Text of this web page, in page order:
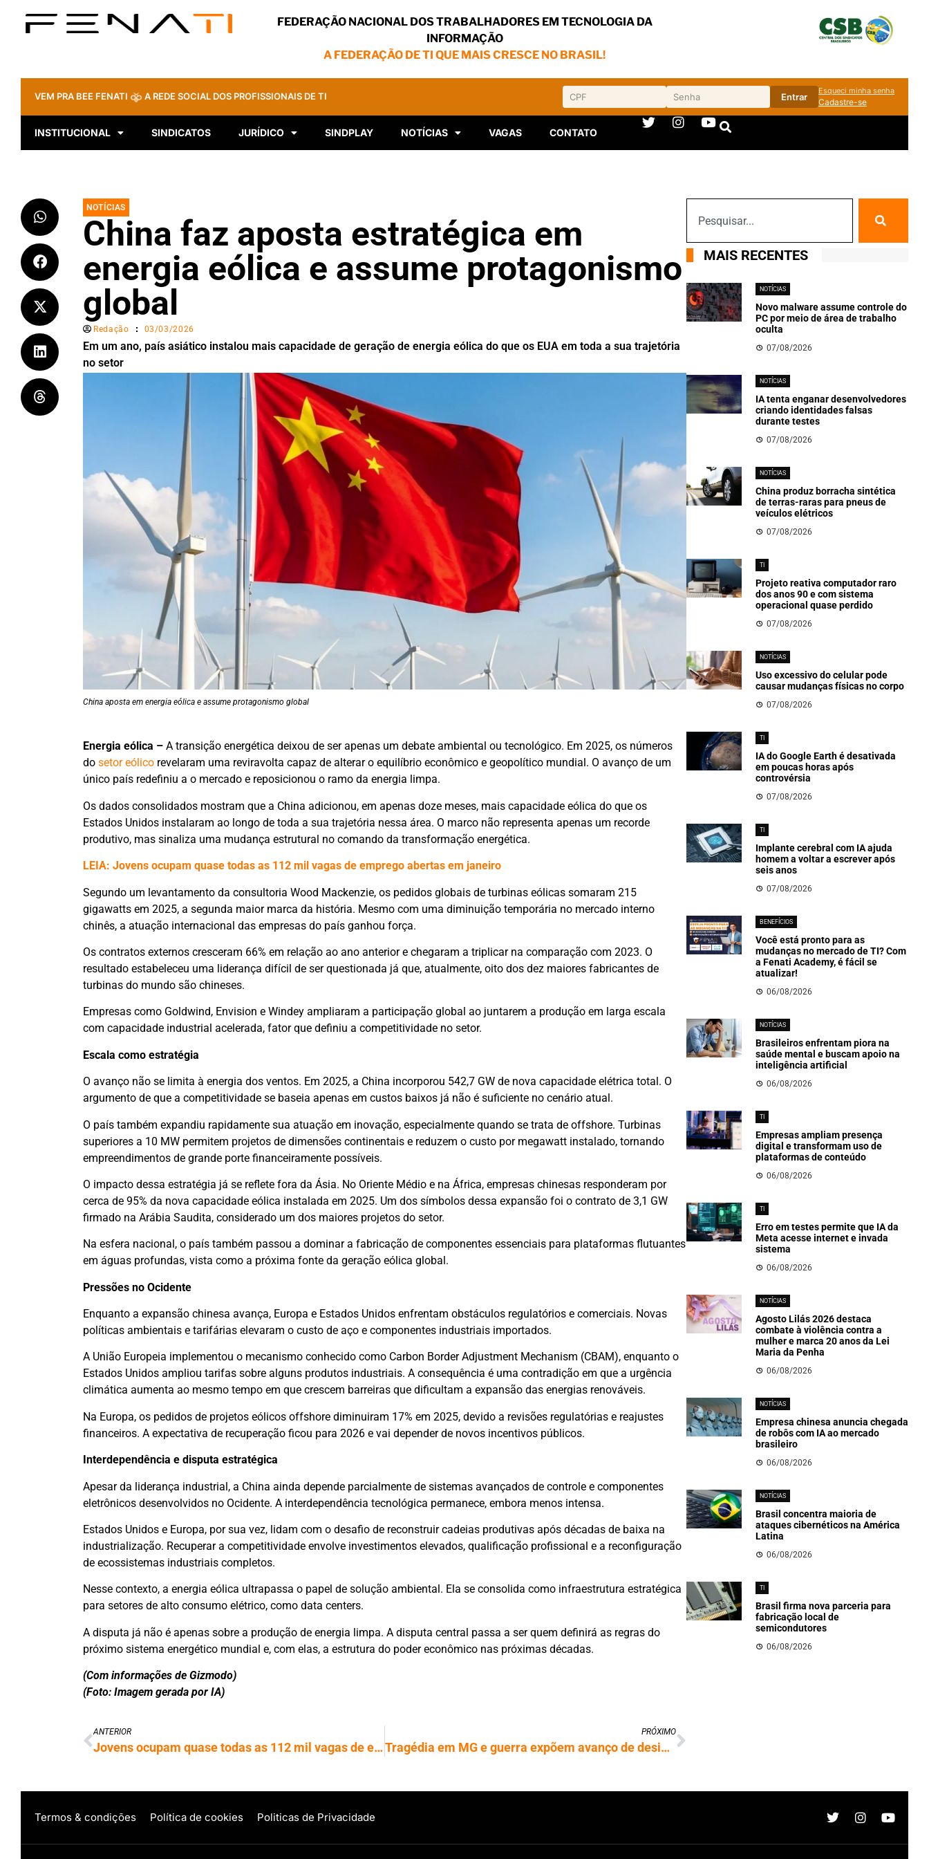
FEDERAÇÃO NACIONAL DOS TRABALHADORES EM TECNOLOGIA DA
INFORMAÇÃO
A FEDERAÇÃO DE TI QUE MAIS CRESCE NO BRASIL!
VEM PRA BEE FENATI A REDE SOCIAL DOS PROFISSIONAIS DE TI Entrar
Esqueci minha senha
Cadastre-se
INSTITUCIONAL SINDICATOS JURÍDICO SINDPLAY NOTÍCIAS VAGAS CONTATO
NOTÍCIAS
China faz aposta estratégica em
energia eólica e assume protagonismo
global
Redação 03/03/2026
Em um ano, país asiático instalou mais capacidade de geração de energia eólica do que os EUA em toda a sua trajetória
no setor
China aposta em energia eólica e assume protagonismo global
Energia eólica –A transição energética deixou de ser apenas um debate ambiental ou tecnológico. Em 2025, os números
do setor eólicorevelaram uma reviravolta capaz de alterar o equilíbrio econômico e geopolítico mundial. O avanço de um
único país redefiniu a o mercado e reposicionou o ramo da energia limpa.
Os dados consolidados mostram que a China adicionou, em apenas doze meses, mais capacidade eólica do que os
Estados Unidos instalaram ao longo de toda a sua trajetória nessa área. O marco não representa apenas um recorde
produtivo, mas sinaliza uma mudança estrutural no comando da transformação energética.
LEIA: Jovens ocupam quase todas as 112 mil vagas de emprego abertas em janeiro
Segundo um levantamento da consultoria Wood Mackenzie, os pedidos globais de turbinas eólicas somaram 215
gigawatts em 2025, a segunda maior marca da história. Mesmo com uma diminuição temporária no mercado interno
chinês, a atuação internacional das empresas do país ganhou força.
Os contratos externos cresceram 66% em relação ao ano anterior e chegaram a triplicar na comparação com 2023. O
resultado estabeleceu uma liderança difícil de ser questionada já que, atualmente, oito dos dez maiores fabricantes de
turbinas do mundo são chineses.
Empresas como Goldwind, Envision e Windey ampliaram a participação global ao juntarem a produção em larga escala
com capacidade industrial acelerada, fator que definiu a competitividade no setor.
Escala como estratégia
O avanço não se limita à energia dos ventos. Em 2025, a China incorporou 542,7 GW de nova capacidade elétrica total. O
argumento de que a competitividade se baseia apenas em custos baixos já não é suficiente no cenário atual.
O país também expandiu rapidamente sua atuação em inovação, especialmente quando se trata de offshore. Turbinas
superiores a 10 MW permitem projetos de dimensões continentais e reduzem o custo por megawatt instalado, tornando
empreendimentos de grande porte financeiramente possíveis.
O impacto dessa estratégia já se reflete fora da Ásia. No Oriente Médio e na África, empresas chinesas responderam por
cerca de 95% da nova capacidade eólica instalada em 2025. Um dos símbolos dessa expansão foi o contrato de 3,1 GW
firmado na Arábia Saudita, considerado um dos maiores projetos do setor.
Na esfera nacional, o país também passou a dominar a fabricação de componentes essenciais para plataformas flutuantes
em águas profundas, vista como a próxima fonte da geração eólica global.
Pressões no Ocidente
Enquanto a expansão chinesa avança, Europa e Estados Unidos enfrentam obstáculos regulatórios e comerciais. Novas
políticas ambientais e tarifárias elevaram o custo de aço e componentes industriais importados.
A União Europeia implementou o mecanismo conhecido como Carbon Border Adjustment Mechanism (CBAM), enquanto o
Estados Unidos ampliou tarifas sobre alguns produtos industriais. A consequência é uma contradição em que a urgência
climática aumenta ao mesmo tempo em que crescem barreiras que dificultam a expansão das energias renováveis.
Na Europa, os pedidos de projetos eólicos offshore diminuiram 17% em 2025, devido a revisões regulatórias e reajustes
financeiros. A expectativa de recuperação ficou para 2026 e vai depender de novos incentivos públicos.
Interdependência e disputa estratégica
Apesar da liderança industrial, a China ainda depende parcialmente de sistemas avançados de controle e componentes
eletrônicos desenvolvidos no Ocidente. A interdependência tecnológica permanece, embora menos intensa.
Estados Unidos e Europa, por sua vez, lidam com o desafio de reconstruir cadeias produtivas após décadas de baixa na
industrialização. Recuperar a competitividade envolve investimentos elevados, qualificação profissional e a reconfiguração
de ecossistemas industriais completos.
Nesse contexto, a energia eólica ultrapassa o papel de solução ambiental. Ela se consolida como infraestrutura estratégica
para setores de alto consumo elétrico, como data centers.
A disputa já não é apenas sobre a produção de energia limpa. A disputa central passa a ser quem definirá as regras do
próximo sistema energético mundial e, com elas, a estrutura do poder econômico nas próximas décadas.
(Com informações de Gizmodo)
(Foto: Imagem gerada por IA)
ANTERIOR
Jovens ocupam quase todas as 112 mil vagas de emprego abertas em janeiro
PRÓXIMO
Tragédia em MG e guerra expõem avanço de desinformação com IA
MAIS RECENTES
NOTÍCIAS
Novo malware assume controle do
PC por meio de área de trabalho
oculta
07/08/2026
NOTÍCIAS
IA tenta enganar desenvolvedores
criando identidades falsas
durante testes
07/08/2026
NOTÍCIAS
China produz borracha sintética
de terras-raras para pneus de
veículos elétricos
07/08/2026
TI
Projeto reativa computador raro
dos anos 90 e com sistema
operacional quase perdido
07/08/2026
NOTÍCIAS
Uso excessivo do celular pode
causar mudanças físicas no corpo
07/08/2026
TI
IA do Google Earth é desativada
em poucas horas após
controvérsia
07/08/2026
TI
Implante cerebral com IA ajuda
homem a voltar a escrever após
seis anos
07/08/2026
BENEFÍCIOS
Você está pronto para as
mudanças no mercado de TI? Com
a Fenati Academy, é fácil se
atualizar!
06/08/2026
NOTÍCIAS
Brasileiros enfrentam piora na
saúde mental e buscam apoio na
inteligência artificial
06/08/2026
TI
Empresas ampliam presença
digital e transformam uso de
plataformas de conteúdo
06/08/2026
TI
Erro em testes permite que IA da
Meta acesse internet e invada
sistema
06/08/2026
NOTÍCIAS
Agosto Lilás 2026 destaca
combate à violência contra a
mulher e marca 20 anos da Lei
Maria da Penha
06/08/2026
NOTÍCIAS
Empresa chinesa anuncia chegada
de robôs com IA ao mercado
brasileiro
06/08/2026
NOTÍCIAS
Brasil concentra maioria de
ataques cibernéticos na América
Latina
06/08/2026
TI
Brasil firma nova parceria para
fabricação local de
semicondutores
06/08/2026
Termos & condições Política de cookies Politicas de Privacidade